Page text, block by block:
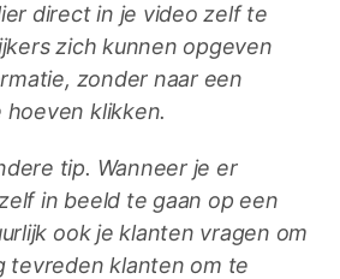
direct in je video zelf te
zich kunnen opgeven
zonder naar een
hoeven klikken.
tip. Wanneer je er
in beeld te gaan op een
ook je klanten vragen om
tevreden klanten om te